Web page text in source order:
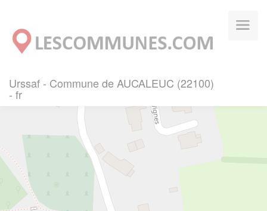
Urssaf - Commune de AUCALEUC (22100)
- fr